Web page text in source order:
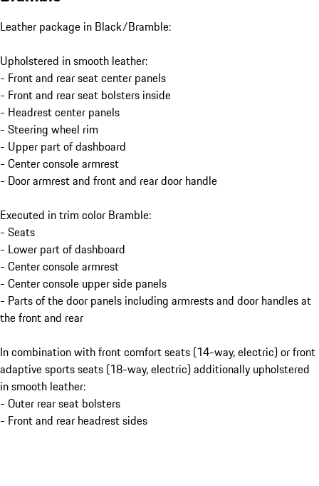
Leather package in Black/Bramble:
Upholstered in smooth leather:
- Front and rear seat center panels
- Front and rear seat bolsters inside
- Headrest center panels
- Steering wheel rim
- Upper part of dashboard
- Center console armrest
- Door armrest and front and rear door handle
Executed in trim color Bramble:
- Seats
- Lower part of dashboard
- Center console armrest
- Center console upper side panels
- Parts of the door panels including armrests and door handles at
the front and rear
In combination with front comfort seats (14-way, electric) or front
adaptive sports seats (18-way, electric) additionally upholstered
in smooth leather:
- Outer rear seat bolsters
- Front and rear headrest sides